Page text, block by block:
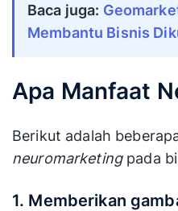
Baca juga:
Membantu Bisnis
Apa Manfaat
Berikut adalah
neuromarketing pada
1. Memberikan